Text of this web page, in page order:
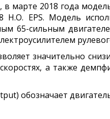
марте 2018 года
H.O. EPS. Модель
65-сильным
значительно
а также
обозначает